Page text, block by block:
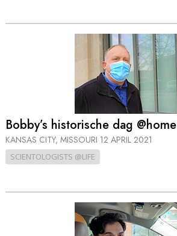
Bobby’s historische dag @home
KANSAS CITY, MISSOURI 12 APRIL 2021
SCIENTOLOGISTS @LIFE